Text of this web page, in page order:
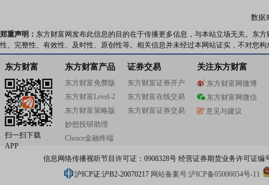
数据
郑重声明： 东方财富网发布此信息的目的在于传播更多信息，与本站立场无关。东
性、完整性、有效性、及时性、原创性等。相关信息并未经过本网站证实，不对您
东方财富
扫一扫下载
APP
东方财富产品
东方财富免费版
东方财富Level-2
东方财富策略版
妙想投研助理
Choice金融终端
证券交易
东方财富证券开户
东方财富在线交易
东方财富证券交易
关注东方财富
东方财富网微博
东方财富网微信
意见与建议
信息网络传播视听节目许可证：0908328号 经营证券期货业务许可证编
沪ICP证:沪B2-20070217 网站备案号:沪ICP备05006054号-11